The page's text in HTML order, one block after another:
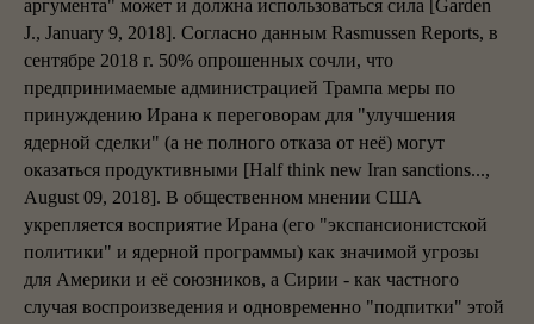
аргумента" может и должна использоваться сила [Garden
J., January 9, 2018]. Согласно данным Rasmussen Reports, в
сентябре 2018 г. 50% опрошенных сочли, что
предпринимаемые администрацией Трампа меры по
принуждению Ирана к переговорам для "улучшения
ядерной сделки" (а не полного отказа от неё) могут
оказаться продуктивными [Half think new Iran sanctions...,
August 09, 2018]. В общественном мнении США
укрепляется восприятие Ирана (его "экспансионистской
политики" и ядерной программы) как значимой угрозы
для Америки и её союзников, а Сирии - как частного
случая воспроизведения и одновременно "подпитки" этой